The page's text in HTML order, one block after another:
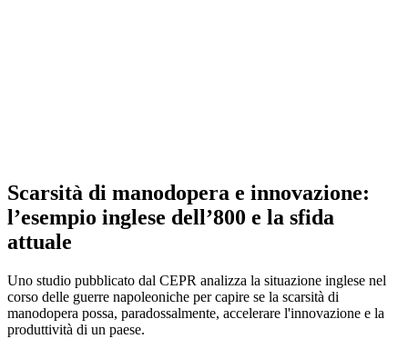
Scarsità di manodopera e innovazione:
l’esempio inglese dell’800 e la sfida
attuale
Uno studio pubblicato dal CEPR analizza la situazione inglese nel
corso delle guerre napoleoniche per capire se la scarsità di
manodopera possa, paradossalmente, accelerare l'innovazione e la
produttività di un paese.